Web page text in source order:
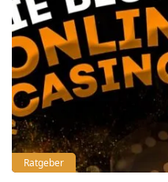
Ratgeber